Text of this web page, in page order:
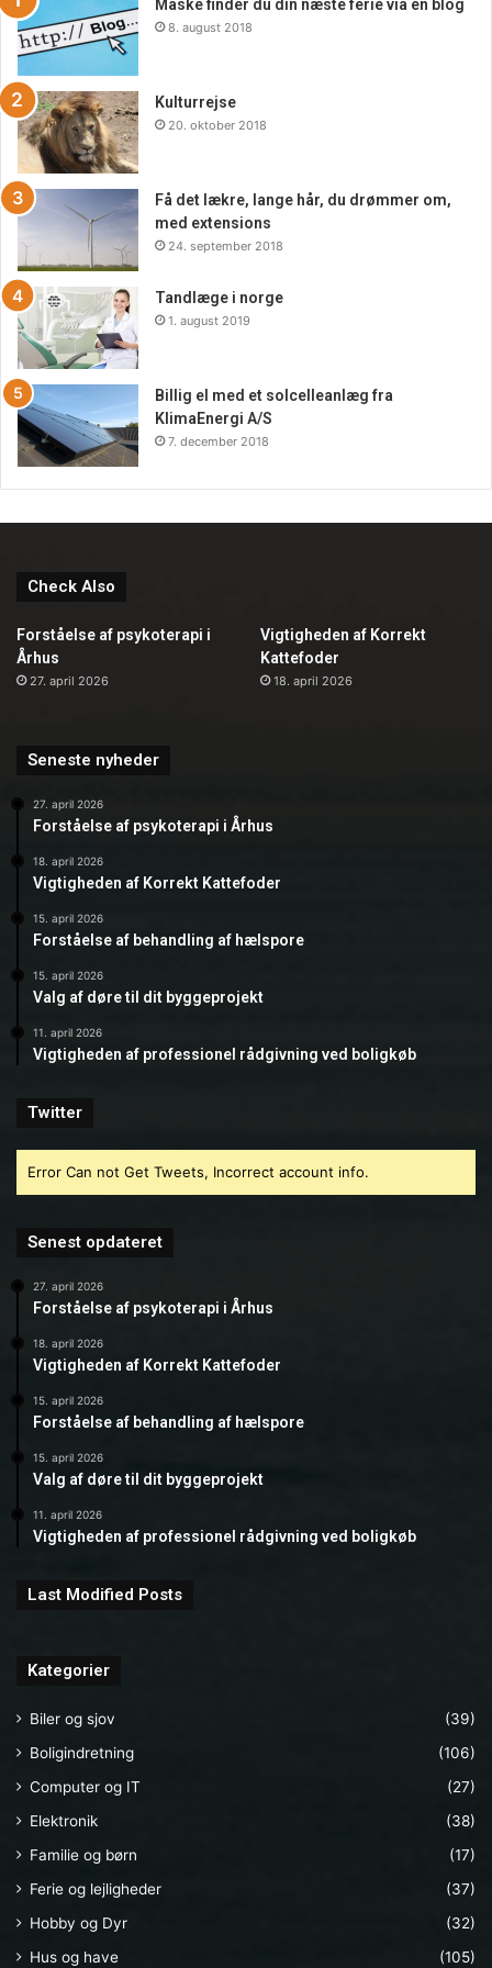
kalorieindtag og kalorieforbrug.
Måske finder du din næste ferie via en blog
8. august 2018
Kulturrejse
20. oktober 2018
Få det lækre, lange hår, du drømmer om,
med extensions
24. september 2018
Tandlæge i norge
1. august 2019
Billig el med et solcelleanlæg fra
KlimaEnergi A/S
7. december 2018
Check Also
Forståelse af psykoterapi i
Århus
27. april 2026
Vigtigheden af Korrekt
Kattefoder
18. april 2026
Seneste nyheder
27. april 2026
Forståelse af psykoterapi i Århus
18. april 2026
Vigtigheden af Korrekt Kattefoder
15. april 2026
Forståelse af behandling af hælspore
15. april 2026
Valg af døre til dit byggeprojekt
11. april 2026
Vigtigheden af professionel rådgivning ved boligkøb
Twitter
Error Can not Get Tweets, Incorrect account info.
Senest opdateret
27. april 2026
Forståelse af psykoterapi i Århus
18. april 2026
Vigtigheden af Korrekt Kattefoder
15. april 2026
Forståelse af behandling af hælspore
15. april 2026
Valg af døre til dit byggeprojekt
11. april 2026
Vigtigheden af professionel rådgivning ved boligkøb
Last Modified Posts
Kategorier
Biler og sjov
(39)
Boligindretning
(106)
Computer og IT
(27)
Elektronik
(38)
Familie og børn
(17)
Ferie og lejligheder
(37)
Hobby og Dyr
(32)
Hus og have
(105)